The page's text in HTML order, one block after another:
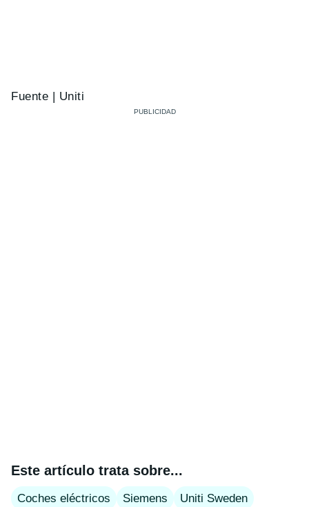
Fuente | Uniti
Este artículo trata sobre...
Coches eléctricos Siemens Uniti Sweden